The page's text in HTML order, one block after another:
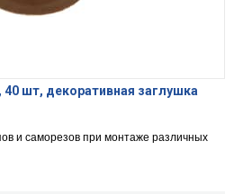
шт, декоративная заглушка
и саморезов при монтаже различных